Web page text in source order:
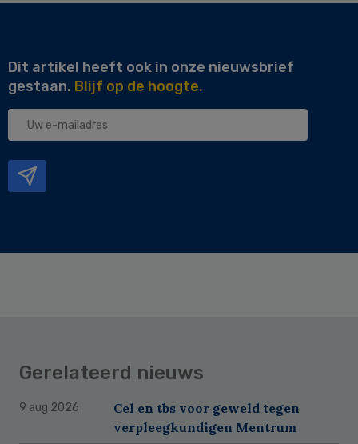
Dit artikel heeft ook in onze nieuwsbrief
gestaan. Blijf op de hoogte.
Uw
Gerelateerd nieuws
9 aug 2026
Cel en tbs voor geweld tegen
verpleegkundigen Mentrum